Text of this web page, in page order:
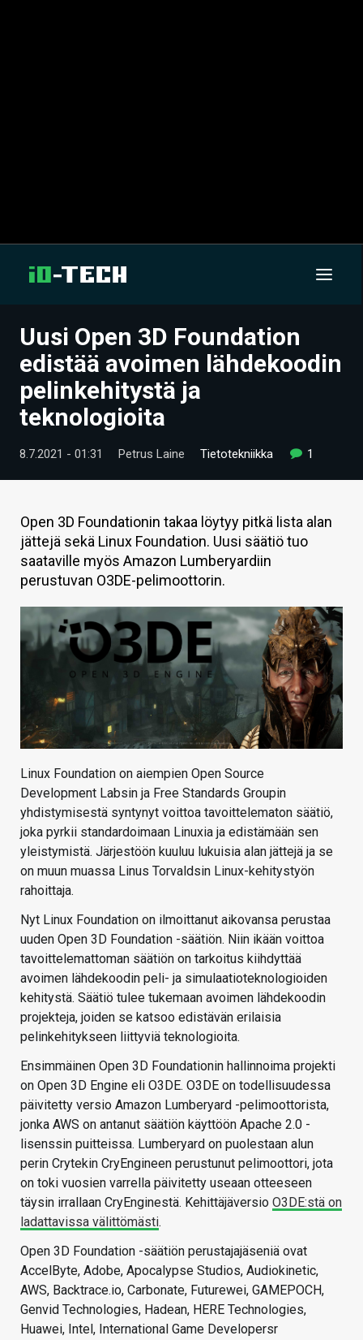
UUTISET
ARTIKKELIT
VIDEOT
TECHBBS
HINTA.FI
KAUPPA
VAIHDA TEEMA
Uusi Open 3D Foundation
edistää avoimen lähdekoodin
pelinkehitystä ja
teknologioita
8.7.2021 - 01:31 Petrus Laine Tietotekniikka 1
Open 3D Foundationin takaa löytyy pitkä lista alan
jättejä sekä Linux Foundation. Uusi säätiö tuo
saataville myös Amazon Lumberyardiin
perustuvan O3DE-pelimoottorin.
Linux Foundation on aiempien Open Source
Development Labsin ja Free Standards Groupin
yhdistymisestä syntynyt voittoa tavoittelematon säätiö,
joka pyrkii standardoimaan Linuxia ja edistämään sen
yleistymistä. Järjestöön kuuluu lukuisia alan jättejä ja se
on muun muassa Linus Torvaldsin Linux-kehitystyön
rahoittaja.
Nyt Linux Foundation on ilmoittanut aikovansa perustaa
uuden Open 3D Foundation -säätiön. Niin ikään voittoa
tavoittelemattoman säätiön on tarkoitus kiihdyttää
avoimen lähdekoodin peli- ja simulaatioteknologioiden
kehitystä. Säätiö tulee tukemaan avoimen lähdekoodin
projekteja, joiden se katsoo edistävän erilaisia
pelinkehitykseen liittyviä teknologioita.
Ensimmäinen Open 3D Foundationin hallinnoima projekti
on Open 3D Engine eli O3DE. O3DE on todellisuudessa
päivitetty versio Amazon Lumberyard -pelimoottorista,
jonka AWS on antanut säätiön käyttöön Apache 2.0 -
lisenssin puitteissa. Lumberyard on puolestaan alun
perin Crytekin CryEngineen perustunut pelimoottori, jota
on toki vuosien varrella päivitetty useaan otteeseen
täysin irrallaan CryEnginestä. Kehittäjäversio O3DE:stä on
ladattavissa välittömästi.
Open 3D Foundation -säätiön perustajajäseniä ovat
AccelByte, Adobe, Apocalypse Studios, Audiokinetic,
AWS, Backtrace.io, Carbonate, Futurewei, GAMEPOCH,
Genvid Technologies, Hadean, HERE Technologies,
Huawei, Intel, International Game Developersr